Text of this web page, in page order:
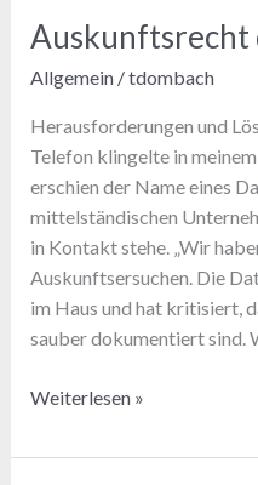
Wie
Sie
Software-
Pipeline
vor
Bedrohungen
schützen
Auskunftsrecht
Allgemein/tdombach
Herausforderungen und
Telefon klingelte in
erschien der Name eines
mittelständischen
in Kontakt stehe. „Wir
Auskunftsersuchen. Die
im Haus und hat kritisiert,
sauber dokumentiert sind.
Auskunftsrecht
DSGVO
Weiterlesen »